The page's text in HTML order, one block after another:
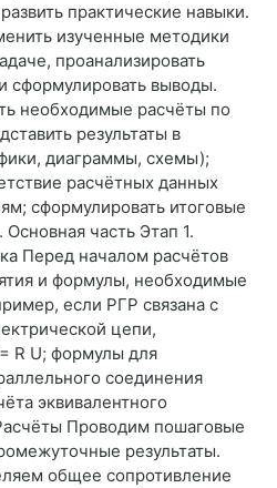
практические навыки.
изученные методики
проанализировать
сформулировать выводы.
необходимые расчёты по
результаты в
диаграммы, схемы);
расчётных данных
сформулировать итоговые
часть Этап 1.
Перед началом расчётов
и формулы, необходимые
если РГР связана с
цепи,
R U ​ ; формулы для
соединения
эквивалентного
Проводим пошаговые
результаты.
общее сопротивление